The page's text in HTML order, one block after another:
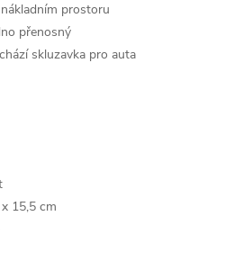
prostoru
přenosný
skluzavka pro auta
15,5 cm